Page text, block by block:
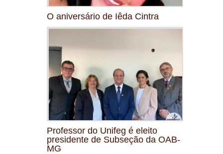
O aniversário de Iêda Cintra
Professor do Unifeg é eleito
presidente de Subseção da OAB-
MG